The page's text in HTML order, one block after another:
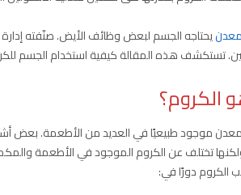
معدن
تستكشف هذه المقالة كيفية استخدام الجسم
الكروم؟
موجود طبيعيًا في العديد من الأطعمة. بعض
تختلف عن الكروم الموجود في الأطعمة
الكروم دورًا في: